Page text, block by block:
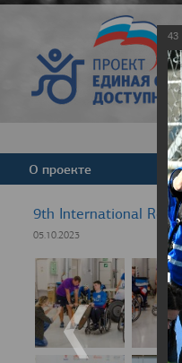
О проекте
9th International
05.10.2023
43